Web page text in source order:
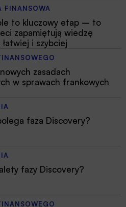
FINANSOWA
to kluczowy etap – to
zapamiętują wiedzę
i szybciej
zasadach
w sprawach frankowych
faza Discovery?
fazy Discovery?